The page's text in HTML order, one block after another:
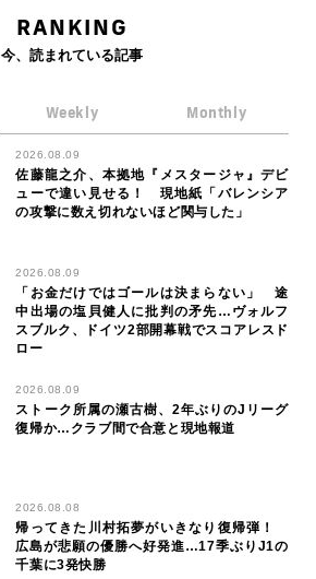
RANKING
今、読まれている記事
Weekly Monthly
2026.08.09
佐藤龍之介、本拠地『メスタージャ』デビ
ューで違い見せる！ 現地紙「バレンシア
の攻撃に数え切れないほど関与した」
2026.08.09
「お金だけではゴールは決まらない」 途
中出場の塩貝健人に批判の矛先…ヴォルフ
スブルク、ドイツ2部開幕戦でスコアレスド
ロー
2026.08.09
ストーク所属の瀬古樹、2年ぶりのJリーグ
復帰か…クラブ間で合意と現地報道
2026.08.08
帰ってきた川村拓夢がいきなり復帰弾！
広島が悲願の優勝へ好発進…17季ぶりJ1の
千葉に3発快勝